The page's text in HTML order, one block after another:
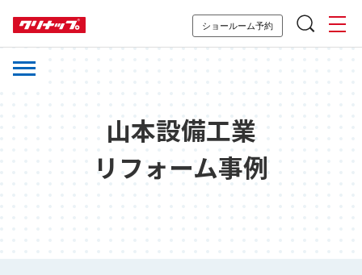
ショールーム予約
山本設備工業
リフォーム事例